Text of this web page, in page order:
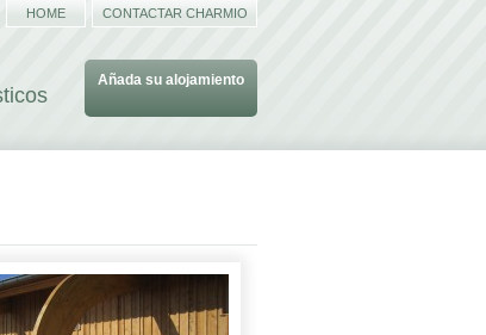
Añada su alojamiento
HOME CONTACTAR CHARMIO